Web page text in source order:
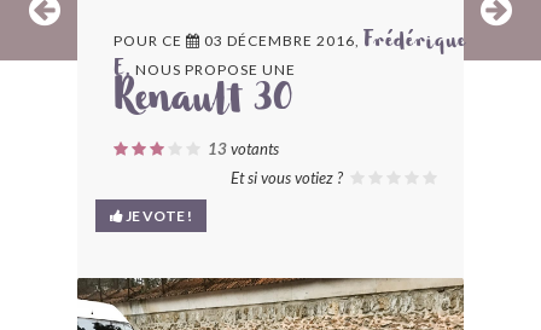
ARCHIVES
LES CONTRIBUTEURS
LE BLOG
BONJOURLAVIEILLE ?
POUR CE 03 DÉCEMBRE 2016, Frédérique
E. NOUS PROPOSE UNE
Renault 30
13votants
Et si vous votiez ?
JE VOTE !